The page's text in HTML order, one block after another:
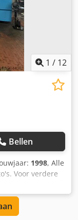
1 / 12
Bellen
1998, Alle
Voor verdere
Dt Tljfx